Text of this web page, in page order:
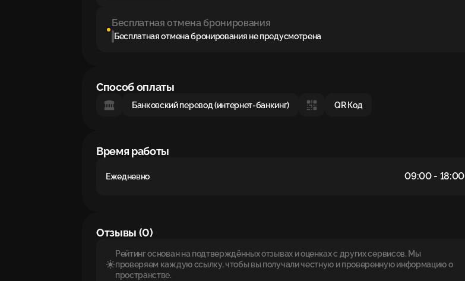
Бесплатная отмена бронирования
Бесплатная отмена бронирования не предусмотрена
Способ оплаты
Банковский перевод (интернет-банкинг) QR Код
Время работы
Ежедневно 09:00 - 18:00
Отзывы (0)
Рейтинг основан на подтверждённых отзывах и оценках с других сервисов. Мы
проверяем каждую ссылку, чтобы вы получали честную и проверенную информацию о
пространстве.